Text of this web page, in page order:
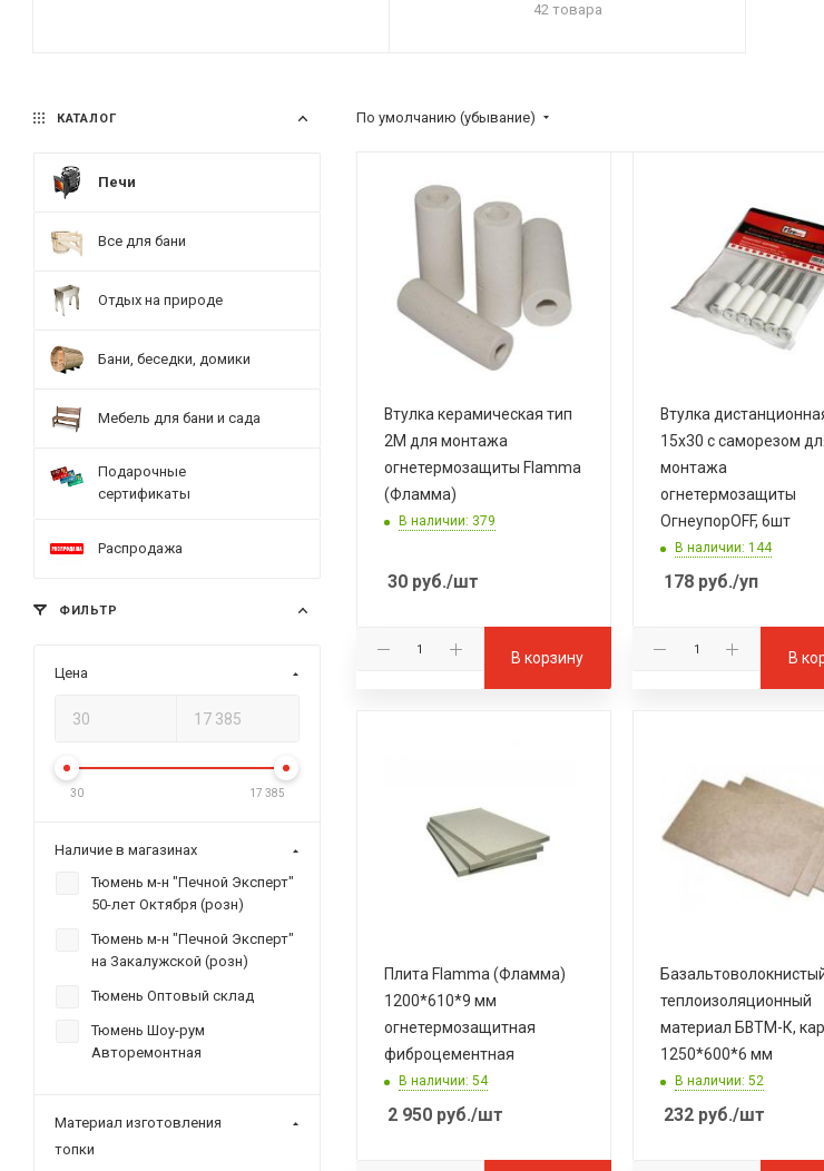
42 товара
По умолчанию (убывание)
Втулка керамическая тип
2М для монтажа
огнетермозащиты Flamma
(Фламма)
В наличии: 379
30 руб./шт
В корзину
Втулка
15х30 с саморезом
монтажа
огнетермозащиты
ОгнеупорOFF, 6шт
В наличии: 144
178 руб./уп
В
Плита Flamma (Фламма)
1200*610*9 мм
огнетермозащитная
фиброцементная
В наличии: 54
2 950 руб./шт
теплоизоляционный
материал БВТМ-К,
1250*600*6 мм
В наличии: 52
232 руб./шт
КАТАЛОГ
Печи
Все для бани
Отдых на природе
Бани, беседки, домики
Мебель для бани и сада
Подарочные
сертификаты
Распродажа
ФИЛЬТР
Цена
30 17 385
Наличие в магазинах
Тюмень м-н "Печной Эксперт"
50-лет Октября (розн)
Тюмень м-н "Печной Эксперт"
на Закалужской (розн)
Тюмень Оптовый склад
Тюмень Шоу-рум
Авторемонтная
Материал изготовления
топки